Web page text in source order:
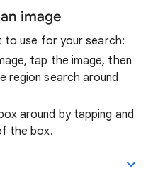
image
to use for your search:
tap the image, then
region search around
around by tapping and
the box.